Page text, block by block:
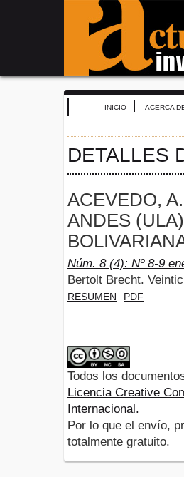
INICIO ACERCA
DETALLES
ACEVEDO,
ANDES
Núm. 8 (4): Nº 8-9
Bertolt Brecht.
RESUMEN PDF
Todos los
Licencia Creative
Internacional.
Por lo que el envío,
totalmente gratuito.